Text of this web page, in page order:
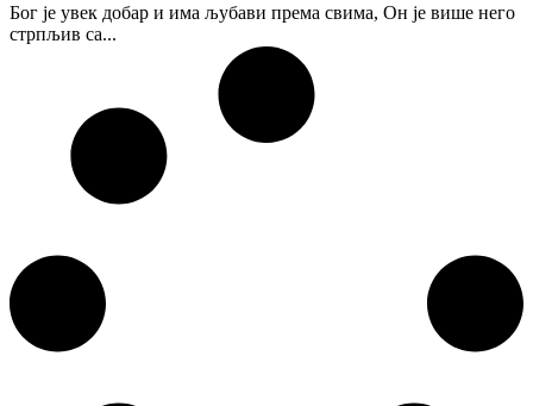
Бог је увек добар и има љубави према свима, Он је више него
стрпљив са...